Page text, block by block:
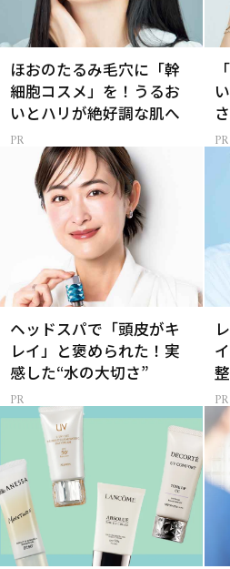
ほおのたるみ毛穴に「幹
細胞コスメ」を！うるお
いとハリが絶好調な肌へ
ヘッドスパで「頭皮がキ
レイ」と褒められた！実
感した“水の大切さ”
メ